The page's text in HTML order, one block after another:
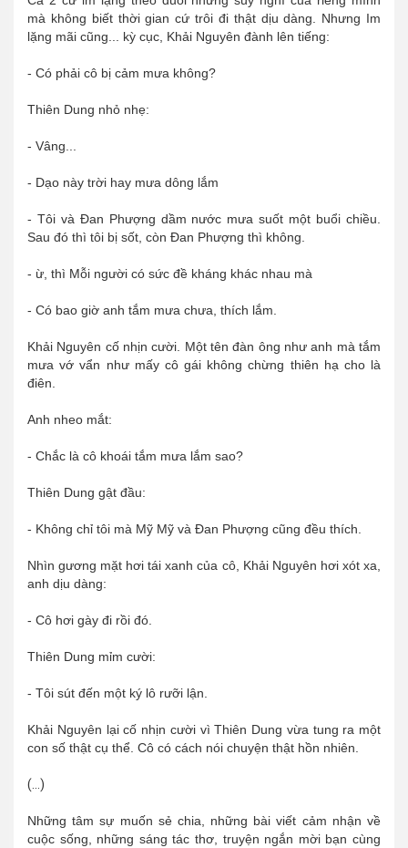
mà không biết thời gian cứ trôi đi thật dịu dàng. Nhưng Im
lặng mãi cũng... kỳ cục, Khải Nguyên đành lên tiếng:
- Có phải cô bị cảm mưa không?
Thiên Dung nhỏ nhẹ:
- Vâng...
- Dạo này trời hay mưa dông lắm
- Tôi và Đan Phượng dầm nước mưa suốt một buổi chiều.
Sau đó thì tôi bị sốt, còn Đan Phượng thì không.
- ừ, thì Mỗi người có sức đề kháng khác nhau mà
- Có bao giờ anh tắm mưa chưa, thích lắm.
Khải Nguyên cố nhịn cười. Một tên đàn ông như anh mà tắm
mưa vớ vẩn như mấy cô gái không chừng thiên hạ cho là
điên.
Anh nheo mắt:
- Chắc là cô khoái tắm mưa lắm sao?
Thiên Dung gật đầu:
- Không chỉ tôi mà Mỹ Mỹ và Đan Phượng cũng đều thích.
Nhìn gương mặt hơi tái xanh của cô, Khải Nguyên hơi xót xa,
anh dịu dàng:
- Cô hơi gày đi rồi đó.
Thiên Dung mỉm cười:
- Tôi sút đến một ký lô rưỡi lận.
Khải Nguyên lại cố nhịn cười vì Thiên Dung vừa tung ra một
con số thật cụ thể. Cô có cách nói chuyện thật hồn nhiên.
(...)
Những tâm sự muốn sẻ chia, những bài viết cảm nhận về
cuộc sống, những sáng tác thơ, truyện ngắn mời bạn cùng